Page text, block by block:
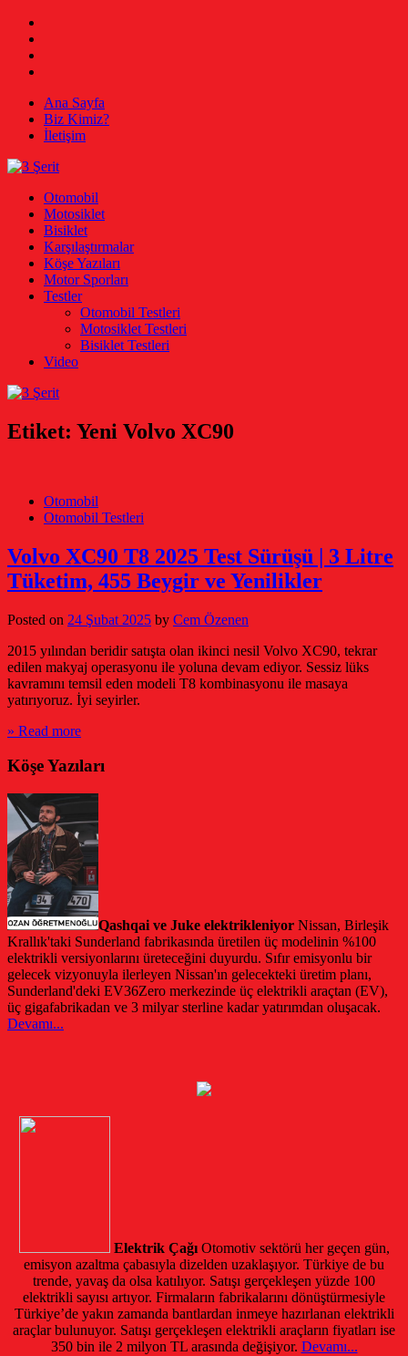
Skip
content
Ana Sayfa
Biz Kimiz?
İletişim
3 Şerit
Otomobil, Motosiklet, Bisiklet
Otomobil
Motosiklet
Bisiklet
Karşılaştırmalar
Köşe Yazıları
Motor Sporları
Testler
Otomobil Testleri
Motosiklet Testleri
Bisiklet Testleri
Video
Etiket: Yeni Volvo XC90
Otomobil
Otomobil Testleri
Volvo XC90 T8 2025 Test Sürüşü | 3 Litre
Tüketim, 455 Beygir ve Yenilikler
Posted on 24 Şubat 2025 by Cem Özenen
2015 yılından beridir satışta olan ikinci nesil Volvo XC90, tekrar
edilen makyaj operasyonu ile yoluna devam ediyor. Sessiz lüks
kavramını temsil eden modeli T8 kombinasyonu ile masaya
yatırıyoruz. İyi seyirler.
» Read more
Köşe Yazıları
Qashqai ve Juke elektrikleniyor Nissan, Birleşik
Krallık'taki Sunderland fabrikasında üretilen üç modelinin %100
elektrikli versiyonlarını üreteceğini duyurdu. Sıfır emisyonlu bir
gelecek vizyonuyla ilerleyen Nissan'ın gelecekteki üretim planı,
Sunderland'deki EV36Zero merkezinde üç elektrikli araçtan (EV),
üç gigafabrikadan ve 3 milyar sterline kadar yatırımdan oluşacak.
Devamı...
Elektrik Çağı Otomotiv sektörü her geçen gün,
emisyon azaltma çabasıyla dizelden uzaklaşıyor. Türkiye de bu
trende, yavaş da olsa katılıyor. Satışı gerçekleşen yüzde 100
elektrikli sayısı artıyor. Firmaların fabrikalarını dönüştürmesiyle
Türkiye’de yakın zamanda bantlardan inmeye hazırlanan elektrikli
araçlar bulunuyor. Satışı gerçekleşen elektrikli araçların fiyatları ise
350 bin ile 2 milyon TL arasında değişiyor. Devamı...